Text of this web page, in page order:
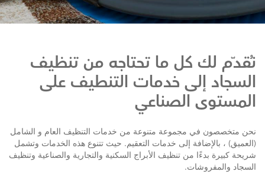
نُقدّم لك كل ما تحتاجه من تنظيف
السجاد إلى خدمات التنطيف على
المستوى الصناعي
نحن متخصصون في مجموعة متنوعة من خدمات التنظيف العام و الشامل
(العميق) ، بالإضافة إلى خدمات التعقيم. حيث تتنوع هذه الخدمات وتشمل
شريحة كبيرة بدءًا من تنظيف الأبراج السكنية والتجارية والصناعية وتنظيف
السجاد والمفروشات.